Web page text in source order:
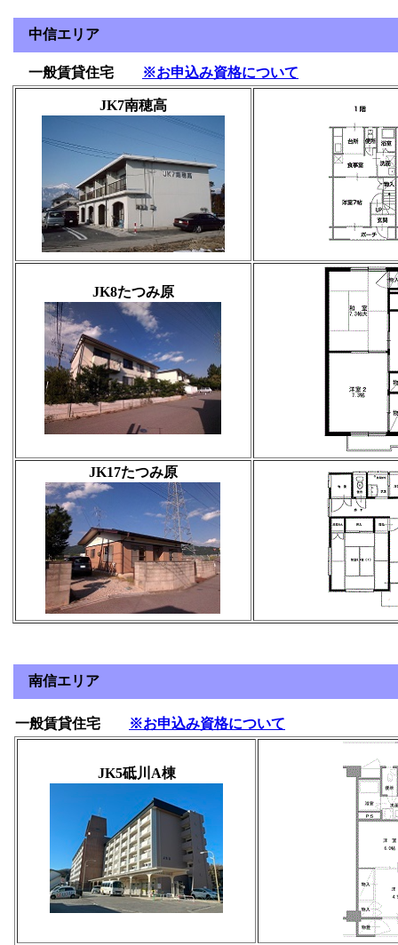
中信エリア
一般賃貸住宅 ※お申込み資格について
JK7南穂高
JK8たつみ原
JK17たつみ原
南信エリア
一般賃貸住宅 ※お申込み資格について
JK5砥川A棟